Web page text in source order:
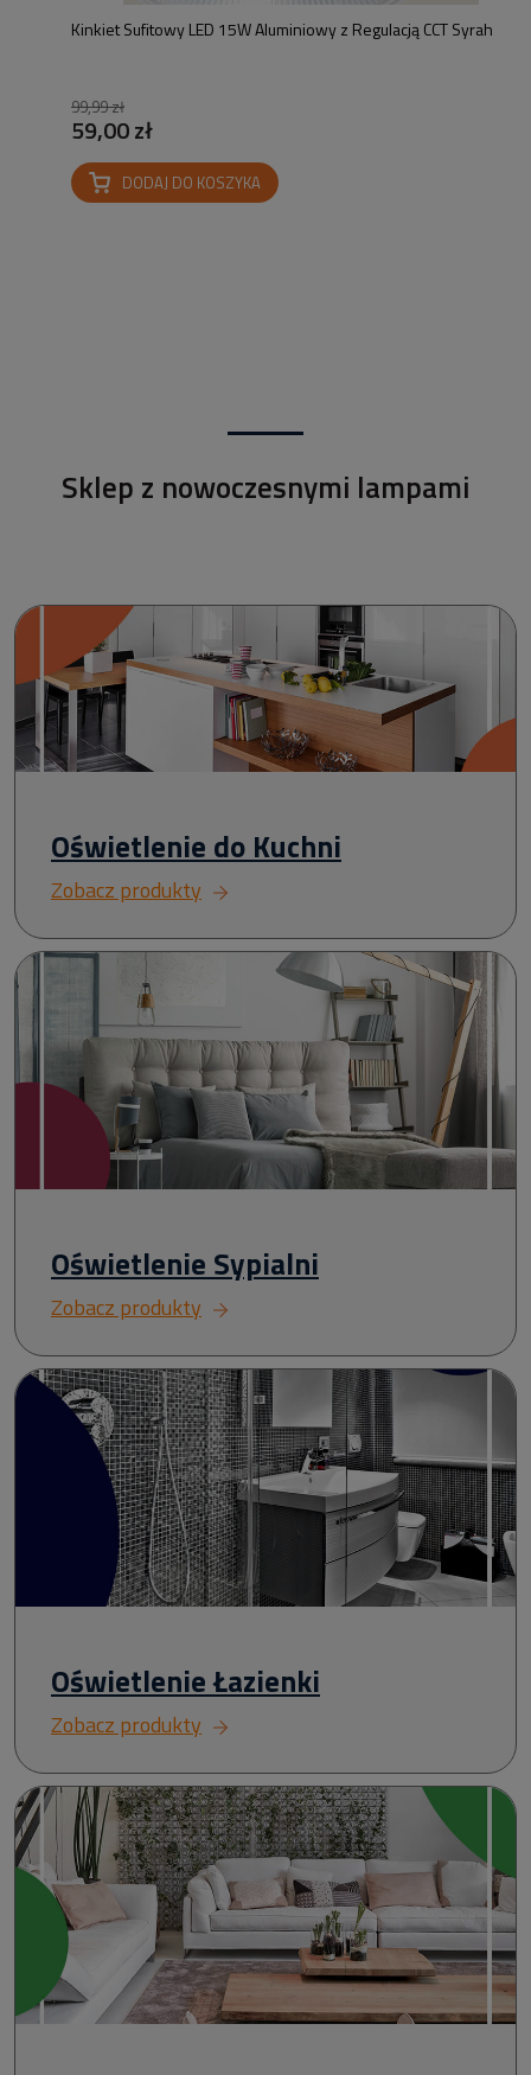
Kinkiet Sufitowy LED 15W Aluminiowy z Regulacją CCT Syrah
99,99 zł
59,00 zł
DODAJ DO KOSZYKA
Sklep z nowoczesnymi lampami
Oświetlenie do Kuchni
Zobacz produkty
Oświetlenie Sypialni
Zobacz produkty
Oświetlenie Łazienki
Zobacz produkty